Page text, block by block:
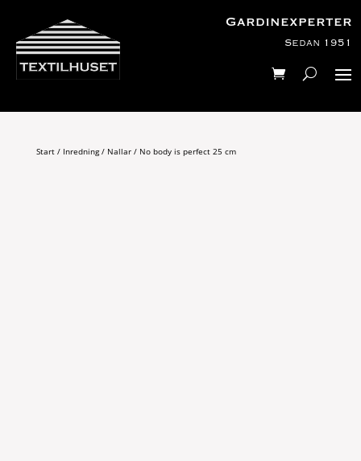
Gardinexperter
Sedan 1951
Start/ Inredning/ Nallar/ No body is perfect 25 cm